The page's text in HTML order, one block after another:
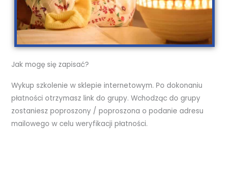
Jak mogę się zapisać?
Wykup szkolenie w sklepie internetowym. Po dokonaniu
płatności otrzymasz link do grupy. Wchodząc do grupy
zostaniesz poproszony / poproszona o podanie adresu
mailowego w celu weryfikacji płatności.